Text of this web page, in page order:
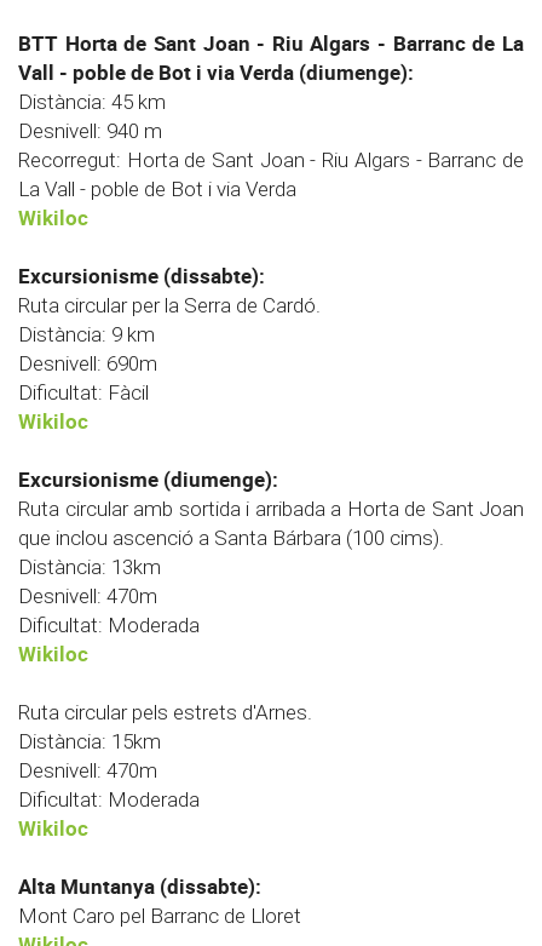
BTT Horta de Sant Joan - Riu Algars - Barranc de La
Vall - poble de Bot i via Verda (diumenge):
Distància: 45 km
Desnivell: 940 m
Recorregut: Horta de Sant Joan - Riu Algars - Barranc de
La Vall - poble de Bot i via Verda
Wikiloc
Excursionisme (dissabte):
Ruta circular per la Serra de Cardó.
Distància: 9 km
Desnivell: 690m
Dificultat: Fàcil
Wikiloc
Excursionisme (diumenge):
Ruta circular amb sortida i arribada a Horta de Sant Joan
que inclou ascenció a Santa Bárbara (100 cims).
Distància: 13km
Desnivell: 470m
Dificultat: Moderada
Wikiloc
Ruta circular pels estrets d'Arnes.
Distància: 15km
Desnivell: 470m
Dificultat: Moderada
Wikiloc
Alta Muntanya (dissabte):
Mont Caro pel Barranc de Lloret